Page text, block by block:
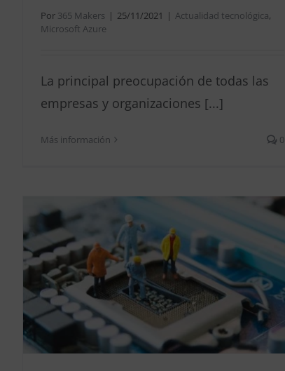
Por 365 Makers | 25/11/2021 | Actualidad tecnológica,
Microsoft Azure
La principal preocupación de todas las
empresas y organizaciones [...]
Más información 0